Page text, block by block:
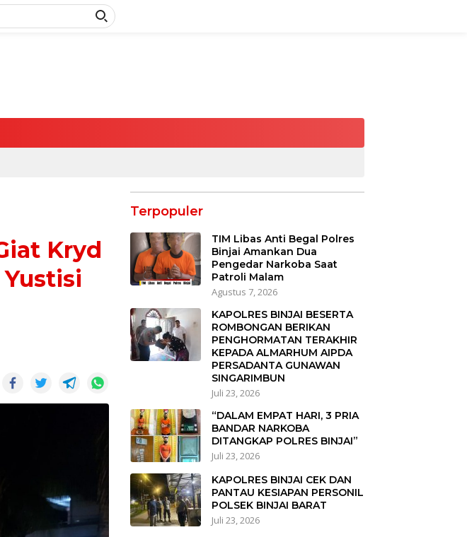
Kryd
Terpopuler
TIM Libas Anti Begal Polres
Binjai Amankan Dua
Pengedar Narkoba Saat
Patroli Malam
Agustus 7, 2026
KAPOLRES BINJAI BESERTA
ROMBONGAN BERIKAN
PENGHORMATAN TERAKHIR
KEPADA ALMARHUM AIPDA
PERSADANTA GUNAWAN
SINGARIMBUN
Juli 23, 2026
“DALAM EMPAT HARI, 3 PRIA
BANDAR NARKOBA
DITANGKAP POLRES BINJAI”
Juli 23, 2026
KAPOLRES BINJAI CEK DAN
PANTAU KESIAPAN PERSONIL
POLSEK BINJAI BARAT
Juli 23, 2026